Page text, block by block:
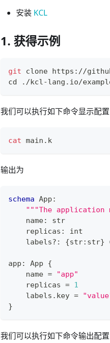
安装 KCL
1. 获得示例
git clone https://
cd ./kcl-lang.io/
我们可以执行如下命令显示配置
cat main.k
输出为
schema App :
"""The application
    name
:
str
    replicas
:
int
    labels
? : {str: str}
app : App {
    name
=
"app"
    replicas
= 1
    labels
. key =
}
我们可以执行如下命令输出配置